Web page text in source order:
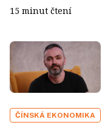
15 minut čtení
ČÍNSKÁ EKONOMIKA